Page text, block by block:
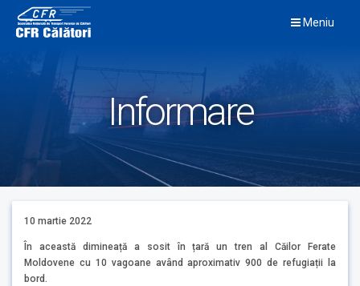
content
Meniu
Informare
10 martie 2022
În această dimineață a sosit în țară un tren al Căilor Ferate
Moldovene cu 10 vagoane având aproximativ 900 de refugiații la
bord.